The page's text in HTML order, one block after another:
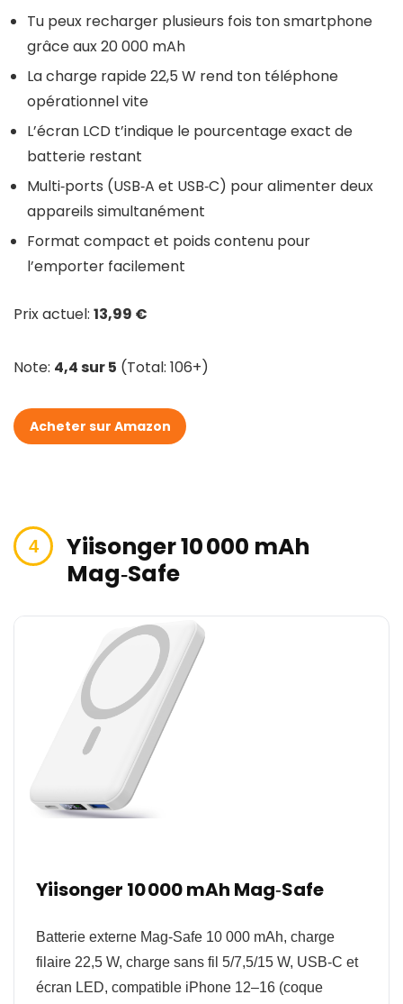
Tu peux recharger plusieurs fois ton smartphone
grâce aux 20 000 mAh
La charge rapide 22,5 W rend ton téléphone
opérationnel vite
L’écran LCD t’indique le pourcentage exact de
batterie restant
Multi‑ports (USB‑A et USB‑C) pour alimenter deux
appareils simultanément
Format compact et poids contenu pour
l’emporter facilement
Prix actuel: 13,99 €
Note: 4,4 sur 5 (Total: 106+)
Acheter sur Amazon
Yiisonger 10 000 mAh
Mag‑Safe
Yiisonger 10 000 mAh Mag‑Safe
Batterie externe Mag‑Safe 10 000 mAh, charge
filaire 22,5 W, charge sans fil 5/7,5/15 W, USB‑C et
écran LED, compatible iPhone 12–16 (coque